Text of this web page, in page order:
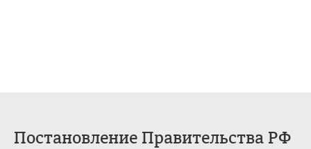
Постановление Правительства РФ